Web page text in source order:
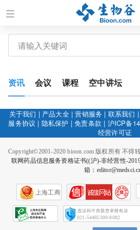
资讯 会议 课程 空中讲坛
关于我们 | 产品大全|营销服务 | 联系我们 |
服务协议 | 隐私保护 |免责条款 | 沪ICP备
经营许可证
Copyright©2001-2020 bioon.com 版权所有 不得
联网药品信息服务资格证书((沪)-非经营性-
箱：
上海工商
021-54485309-8082